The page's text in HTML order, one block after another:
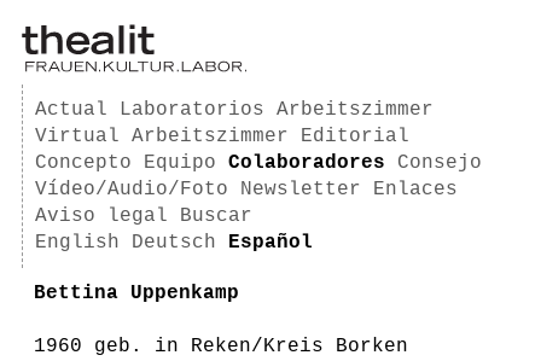
Actual Laboratorios
Arbeitszimmer
Virtual Arbeitszimmer
Editorial
Concepto
Equipo Colaboradores
Consejo
Vídeo/Audio/Foto
Newsletter
Enlaces
Aviso legal
Buscar
English
Deutsch Español
Bettina Uppenkamp
1960 geb. in Reken/Kreis Borken